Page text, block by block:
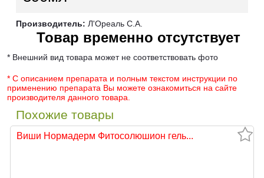
Производитель: Л'Ореаль С.А.
Товар временно отсутствует
* Внешний вид товара может не соответствовать фото
* С описанием препарата и полным текстом инструкции по
применению препарата Вы можете ознакомиться на сайте
производителя данного товара.
Похожие товары
Виши Нормадерм Фитосолюшион гель...